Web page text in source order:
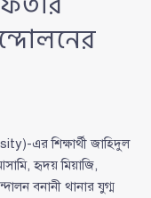
এর শিক্ষার্থী জাহিদুল
হৃদয় মিয়াজি,
বনানী থানার যুগ্ম